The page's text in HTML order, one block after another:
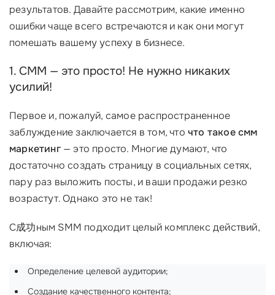
результатов. Давайте рассмотрим, какие именно
ошибки чаще всего встречаются и как они могут
помешать вашему успеху в бизнесе.
1. СММ — это просто! Не нужно никаких
усилий!
Первое и, пожалуй, самое распространенное
заблуждение заключается в том, что что такое смм
маркетинг— это просто. Многие думают, что
достаточно создать страницу в социальных сетях,
пару раз выложить посты, и ваши продажи резко
возрастут. Однако это не так!
С成功ным SMM подходит целый комплекс действий,
включая:
Определение целевой аудитории;
Создание качественного контента;